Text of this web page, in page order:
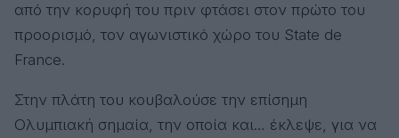
από την κορυφή του πριν φτάσει στον πρώτο του
προορισμό, τον αγωνιστικό χώρο του State de
France.
Στην πλάτη του κουβαλούσε την επίσημη
Ολυμπιακή σημαία, την οποία και… έκλεψε, για να